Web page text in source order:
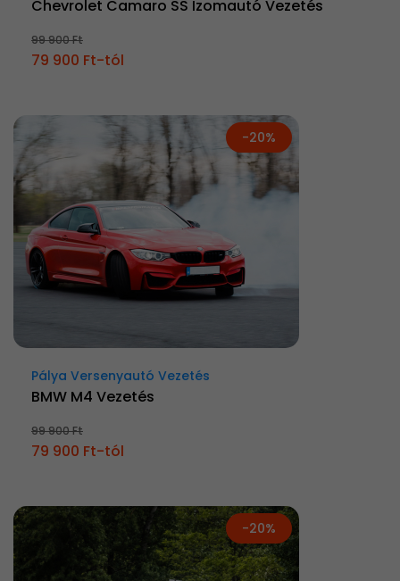
Chevrolet Camaro SS Izomautó Vezetés
99 900 Ft
79 900 Ft-tól
-20%
Pálya Versenyautó Vezetés
BMW M4 Vezetés
99 900 Ft
79 900 Ft-tól
-20%